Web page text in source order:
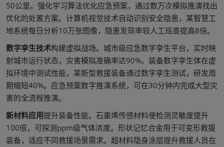
50公里。强化学习算法优化应急预案，通过数万次模拟推演找出
优化的处置方案。计算机视觉技术自动识别安全隐患，某智慧工
地系统每日分析10万张图像，隐患发现率较人工巡查提高8倍。
数字孪生技术构建虚拟战场。城市级应急数字孪生平台，实时映
射城市运行状态，灾害模拟准确率达90%。装备数字孪生体在虚
拟环境中测试性能，某新型救援装备通过数字孪生测试，研发周
期缩短40%。应急预案数字推演系统，可在30分钟内完成大型灾
害的全流程推演。
新材料应用提升装备性能。石墨烯传感材料使检测灵敏度提升
100倍，可探测ppm级气体浓度。形状记忆合金用于可变形救援
装备，适应不同救援场景需求。超材料隐身涂层提升救援人员在